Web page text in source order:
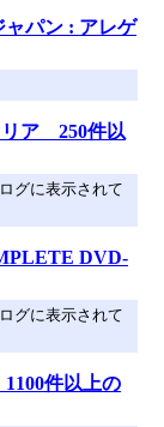
ャパン : アレゲ
リア 250件以
グに表示されて
DVD-
グに表示されて
件以上の